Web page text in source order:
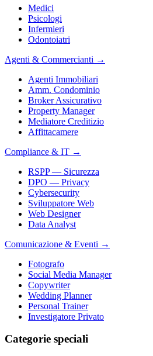
Medici
Psicologi
Infermieri
Odontoiatri
Agenti & Commercianti →
Agenti Immobiliari
Amm. Condominio
Broker Assicurativo
Property Manager
Mediatore Creditizio
Affittacamere
Compliance & IT →
RSPP — Sicurezza
DPO — Privacy
Cybersecurity
Sviluppatore Web
Web Designer
Data Analyst
Comunicazione & Eventi →
Fotografo
Social Media Manager
Copywriter
Wedding Planner
Personal Trainer
Investigatore Privato
Categorie speciali